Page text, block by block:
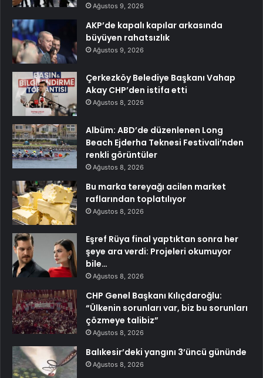
Ağustos 9, 2026
AKP’de kapalı kapılar arkasında
büyüyen rahatsızlık
Ağustos 9, 2026
Çerkezköy Belediye Başkanı Vahap
Akay CHP’den istifa etti
Ağustos 8, 2026
Albüm: ABD’de düzenlenen Long
Beach Ejderha Teknesi Festivali’nden
renkli görüntüler
Ağustos 8, 2026
Bu marka tereyağı acilen market
raflarından toplatılıyor
Ağustos 8, 2026
Eşref Rüya final yaptıktan sonra her
şeye ara verdi: Projeleri okumuyor
bile…
Ağustos 8, 2026
CHP Genel Başkanı Kılıçdaroğlu:
“Ülkenin sorunları var, biz bu sorunları
çözmeye talibiz”
Ağustos 8, 2026
Balıkesir’deki yangını 3’üncü gününde
Ağustos 8, 2026